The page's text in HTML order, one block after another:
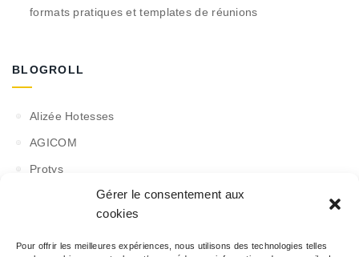
Gérer le consentement aux
cookies
Pour offrir les meilleures expériences, nous utilisons des technologies telles
formats pratiques et templates de réunions
BLOGROLL
Alizée Hotesses
AGICOM
Protys
Fahrenberger
Siddep